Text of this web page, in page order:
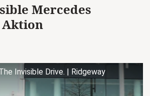
Mercedes
Invisible Drive. | Ridgeway